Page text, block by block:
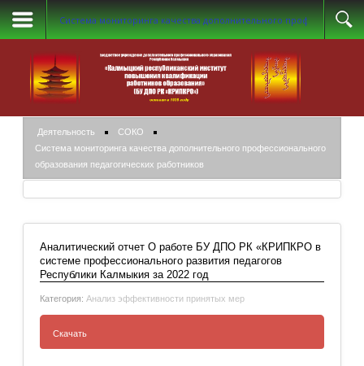
Система мониторинга качества дополнительного
Деятельность
СОКО
Система мониторинга качества дополнительного профессионального
образования педагогических работников
Аналитический отчет О работе БУ ДПО РК «КРИПКРО в
системе профессионального развития педагогов
Республики Калмыкия за 2022 год
Категория:Анализ эффективности принятых мер
Скачать